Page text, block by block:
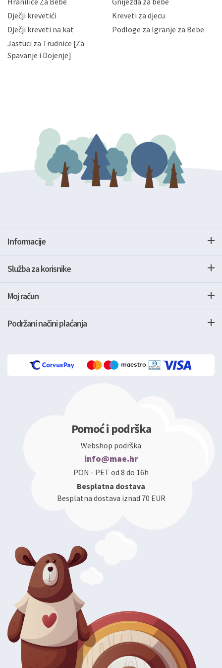
slučajevima koji su dozvoljeni zakonima. Napominjemo
da možete u svako doba, u potpunosti ili djelomice,
zatražiti prestanak aktivnosti obrade Vaših osobnih
podataka. Opoziv privole možete podnijeti poštom na
gore navedenu adresu ili e-mailom na adresu:
Dječji krevetići
Kreveti za djecu
Dječji kreveti na kat
Podloge za Igranje za Bebe
Jastuci za Trudnice [Za
Spavanje i Dojenje]
Informacije
Služba za korisnike
Moj račun
Podržani načini plaćanja
Pomoć i podrška
Webshop podrška
info@mae.hr
PON - PET od 8 do 16h
Besplatna dostava
Besplatna dostava iznad 70 EUR